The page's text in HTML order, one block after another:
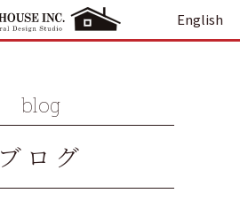
English
blog
ブログ